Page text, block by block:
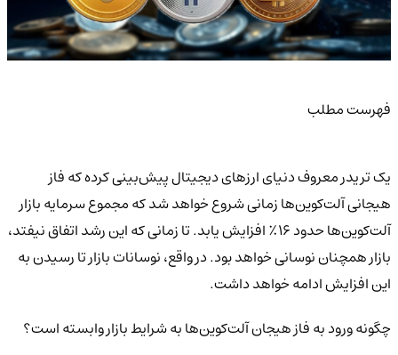
فهرست مطلب
یک تریدر معروف دنیای ارزهای دیجیتال پیش‌بینی کرده که فاز
هیجانی آلت‌کوین‌ها زمانی شروع خواهد شد که مجموع سرمایه بازار
آلت‌کوین‌ها حدود ۱۶٪ افزایش یابد. تا زمانی که این رشد اتفاق نیفتد،
بازار همچنان نوسانی خواهد بود. در واقع، نوسانات بازار تا رسیدن به
این افزایش ادامه خواهد داشت.
چگونه ورود به فاز هیجان آلت‌کوین‌ها به شرایط بازار وابسته است؟